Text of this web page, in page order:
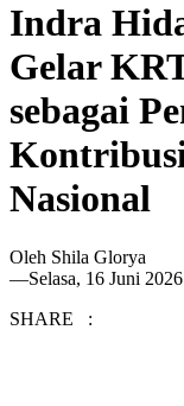
Indra
Gelar
sebagai
Nasional
Oleh Shila Glorya
—Selasa, 16 Juni
SHARE :